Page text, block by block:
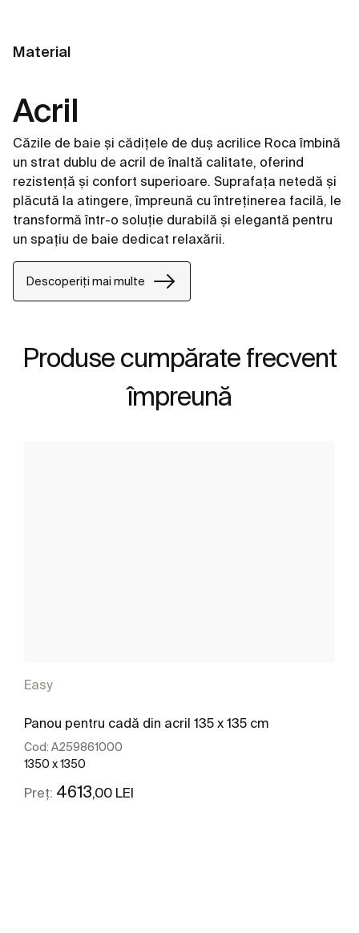
Material
Acril
Căzile de baie și cădițele de duș acrilice Roca îmbină
un strat dublu de acril de înaltă calitate, oferind
rezistență și confort superioare. Suprafața netedă și
plăcută la atingere, împreună cu întreținerea facilă, le
transformă într-o soluție durabilă și elegantă pentru
un spațiu de baie dedicat relaxării.
Descoperiți mai multe
Produse cumpărate frecvent
împreună
Easy
Panou pentru cadă din acril 135 x 135 cm
Cod: A259861000
1350 x 1350
Preț: 4613,00 LEI